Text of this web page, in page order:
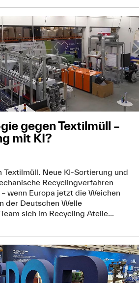
gegen Textilmüll –
mit KI?
Textilmüll. Neue KI‑Sortierung und
Recyclingverfahren
wenn Europa jetzt die Weichen
der Deutschen Welle
sich im Recycling Atelie...